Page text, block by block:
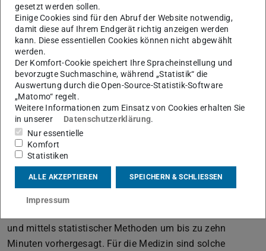
Überwachung von Beatmungspatienten“, und betonte
dabei die Relevanz von Elektrotechnik in der Medizin. Am
Ende seines Vortrags diskutierte er mit den Studierenden,
warum Patienten im Normalfall nicht beatmet werden
sollten.
Können Zustände innerhalb des Körpers
vorausgesagt werden?
Dr. Michael Muma, wissenschaftlicher Mitarbeiter am
Fachgebiet Signalverarbeitung, berichtete nicht nur über
die Rolle der Signalverarbeitung in der Medizintechnik,
sondern stellte auch Ergebnisse eines kollaborativen
Forschungsprojekts am Fachbereich etit mit dem
Massachusetts Institute of Technology vor. In diesem
und mittels statistischer Methoden um bis zu zehn
Minuten vorhergesagt. Für die Medizin sind solche
gesetzt werden sollen.
Einige Cookies sind für den Abruf der Website notwendig,
damit diese auf Ihrem Endgerät richtig anzeigen werden
kann. Diese essentiellen Cookies können nicht abgewählt
werden.
Der Komfort-Cookie speichert Ihre Spracheinstellung und
bevorzugte Suchmaschine, während „Statistik“ die
Auswertung durch die Open-Source-Statistik-Software
„Matomo“ regelt.
Weitere Informationen zum Einsatz von Cookies erhalten Sie
in unserer
Datenschutzerklärung.
Nur essentielle
Komfort
Statistiken
ALLE AKZEPTIEREN SPEICHERN & SCHLIESSEN
Impressum